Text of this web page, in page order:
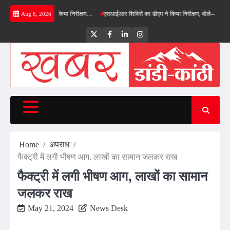
Skip
Aug 8, 2026
का डीएम ने किया निरीक्षण… एसआईआर शिविरों का डीएम ने किया निरीक्षण, बोले—कोई पात्र
TwitterFacebookLinkedInInstagram
Home
अपराध
फैक्ट्री में लगी भीषण आग, लाखों का सामान जलकर राख
फैक्ट्री में लगी भीषण आग, लाखों का सामान
जलकर राख
May 21, 2024 News Desk